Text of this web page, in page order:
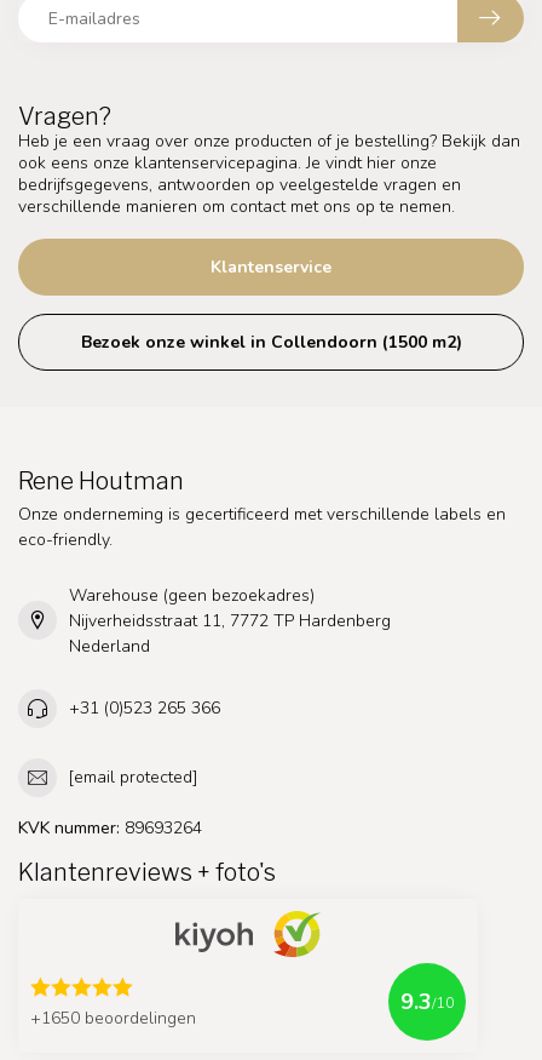
Vragen?
Heb je een vraag over onze producten of je bestelling? Bekijk dan
ook eens onze klantenservicepagina. Je vindt hier onze
bedrijfsgegevens, antwoorden op veelgestelde vragen en
verschillende manieren om contact met ons op te nemen.
Klantenservice
Bezoek onze winkel in Collendoorn (1500 m2)
Rene Houtman
Onze onderneming is gecertificeerd met verschillende labels en
eco-friendly.
Warehouse (geen bezoekadres)
Nijverheidsstraat 11, 7772 TP Hardenberg
Nederland
+31 (0)523 265 366
[email protected]
KVK nummer: 89693264
Klantenreviews + foto's
+1650 beoordelingen
9.3/10